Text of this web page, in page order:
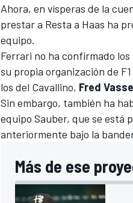
Ahora, en vísperas de la
prestar a Resta a Haas ha
equipo.
Ferrari no ha confirmado
su propia organización de
los del Cavallino, Fred
Sin embargo, también ha
equipo Sauber, que se está
anteriormente bajo la
Más de ese